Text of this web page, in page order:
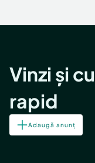
Vinzi și
rapid
Adaugă anunț